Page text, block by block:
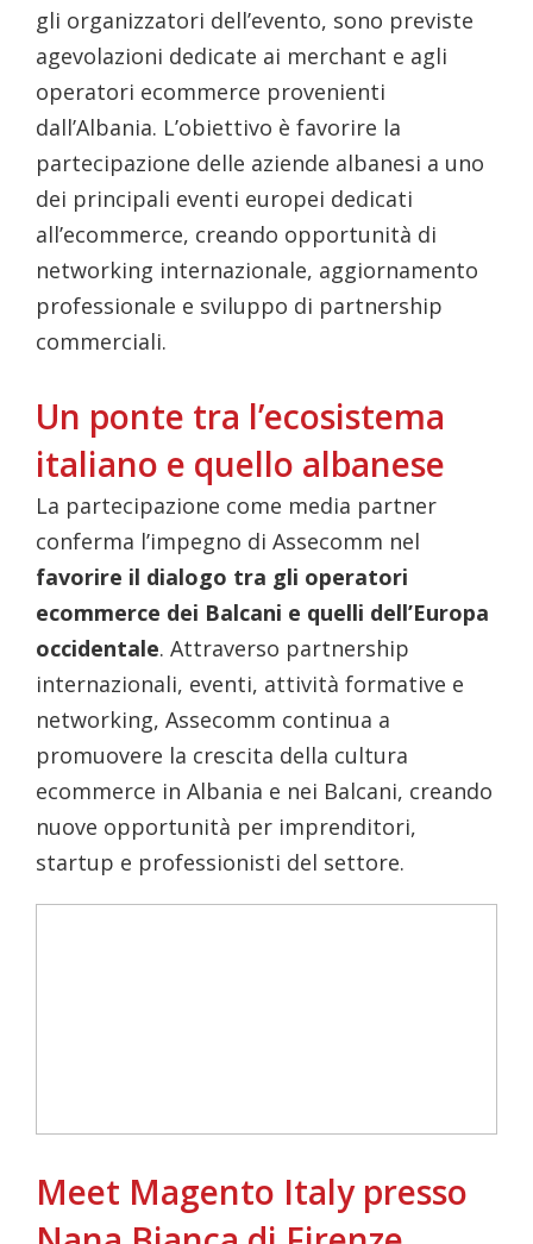
gli organizzatori dell’evento, sono previste
agevolazioni dedicate ai merchant e agli
operatori ecommerce provenienti
dall’Albania. L’obiettivo è favorire la
partecipazione delle aziende albanesi a uno
dei principali eventi europei dedicati
all’ecommerce, creando opportunità di
networking internazionale, aggiornamento
professionale e sviluppo di partnership
commerciali.
Un ponte tra l’ecosistema
italiano e quello albanese
La partecipazione come media partner
conferma l’impegno di Assecomm nel
favorire il dialogo tra gli operatori
ecommerce dei Balcani e quelli dell’Europa
occidentale. Attraverso partnership
internazionali, eventi, attività formative e
networking, Assecomm continua a
promuovere la crescita della cultura
ecommerce in Albania e nei Balcani, creando
nuove opportunità per imprenditori,
startup e professionisti del settore.
Meet Magento Italy presso